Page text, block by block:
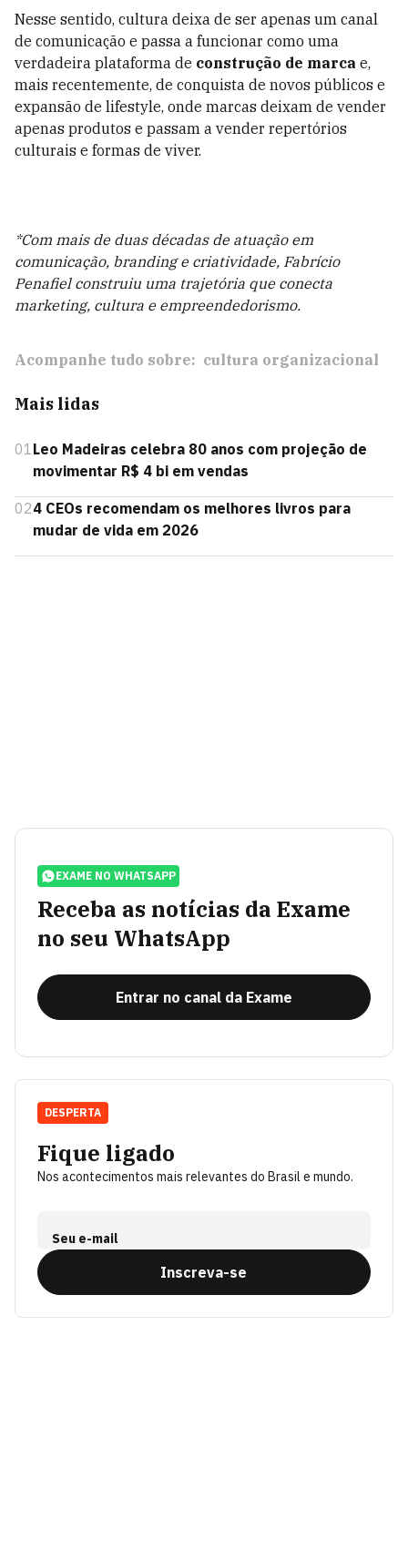
Nesse sentido, cultura deixa de ser apenas um canal
de comunicação e passa a funcionar como uma
verdadeira plataforma de construção de marca e,
mais recentemente, de conquista de novos públicos e
expansão de lifestyle, onde marcas deixam de vender
apenas produtos e passam a vender repertórios
culturais e formas de viver.
*Com mais de duas décadas de atuação em
comunicação, branding e criatividade, Fabrício
Penafiel construiu uma trajetória que conecta
marketing, cultura e empreendedorismo.
Acompanhe tudo sobre: cultura organizacional
Mais lidas
01Leo Madeiras celebra 80 anos com projeção de
movimentar R$ 4 bi em vendas
024 CEOs recomendam os melhores livros para
mudar de vida em 2026
EXAME NO WHATSAPP
Receba as notícias da Exame
no seu WhatsApp
Entrar no canal da Exame
Fique ligado
Nos acontecimentos mais relevantes do Brasil e mundo.
Seu e-mail
Inscreva-se
DESPERTA